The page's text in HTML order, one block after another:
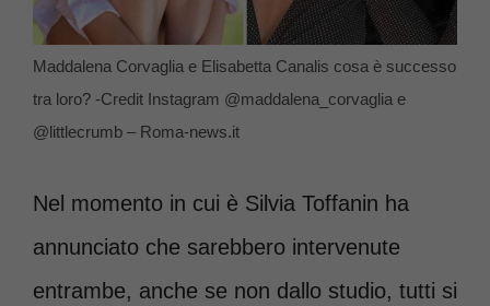
Maddalena Corvaglia e Elisabetta Canalis cosa è successo
tra loro? -Credit Instagram @maddalena_corvaglia e
@littlecrumb – Roma-news.it
Nel momento in cui è Silvia Toffanin ha
annunciato che sarebbero intervenute
entrambe, anche se non dallo studio, tutti si